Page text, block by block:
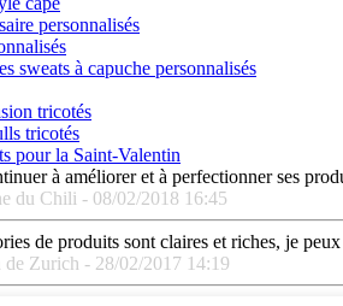
personnalisés
sweats à capuche personnalisés
tricotés
tricotés
pour la Saint-Valentin
à améliorer et à perfectionner ses
du Chili - 08/02/2018 16:45
de produits sont claires et riches, je
de Zurich - 28/02/2017 14:19